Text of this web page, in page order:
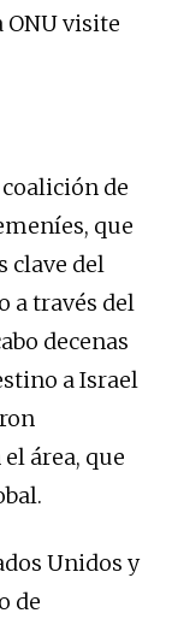
ONU visite
de
que
clave del
a través del
decenas
a Israel
área, que
Unidos y
de